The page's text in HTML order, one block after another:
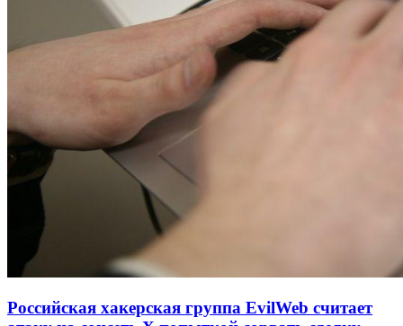
Российская хакерская группа EvilWeb считает